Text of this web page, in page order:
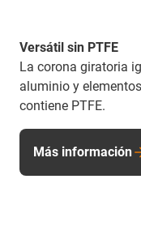
Versátil sin PTFE
La corona giratoria
aluminio y
contiene PTFE.
Más información